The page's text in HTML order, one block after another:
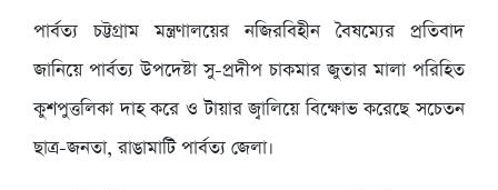
পার্বত্য চট্টগ্রাম মন্ত্রণালয়ের নজিরবিহীন বৈষম্যের প্রতিবাদ
জানিয়ে পার্বত্য উপদেষ্টা সু-প্রদীপ চাকমার জুতার মালা পরিহিত
কুশপুত্তলিকা দাহ করে ও টায়ার জ্বালিয়ে বিক্ষোভ করেছে সচেতন
ছাত্র-জনতা, রাঙামাটি পার্বত্য জেলা।